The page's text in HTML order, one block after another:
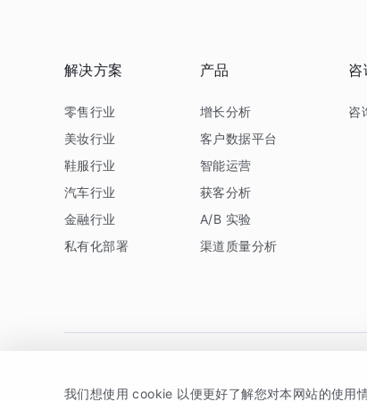
解决方案
零售行业
美妆行业
鞋服行业
汽车行业
金融行业
私有化部署
产品
增长分析
客户数据平台
智能运营
获客分析
A/B 实验
渠道质量分析
咨
咨
我们想使用 cookie 以便更好了解您对本网站的使用